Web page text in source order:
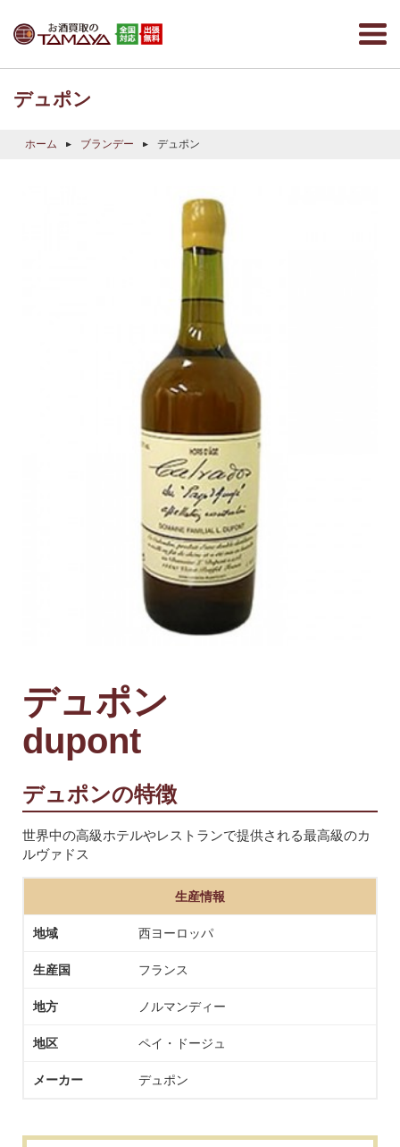
デュポン
ホーム ブランデー デュポン
デュポン
dupont
デュポンの特徴
世界中の高級ホテルやレストランで提供される最高級のカ
ルヴァドス
生産情報
地域 西ヨーロッパ
生産国 フランス
地方 ノルマンディー
地区 ペイ・ドージュ
メーカー デュポン